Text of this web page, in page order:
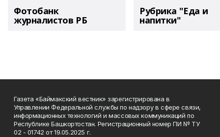
Фотобанк
журналистов РБ
Рубрика "Еда и
напитки"
Газета «Баймакский вестник» зарегистрирована в
Управлении Федеральной службы по надзору в сфере связи,
информационных технологий и массовых коммуникаций по
Республике Башкортостан. Регистрационный номер ПИ № ТУ
02 - 01742 от 19.05.2025 г.